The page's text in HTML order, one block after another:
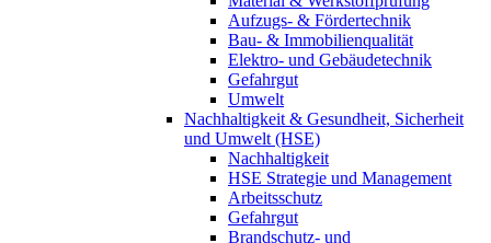
Aufzugs- & Fördertechnik
Bau- & Immobilienqualität
Elektro- und Gebäudetechnik
Gefahrgut
Umwelt
Nachhaltigkeit & Gesundheit, Sicherheit
und Umwelt (HSE)
Nachhaltigkeit
HSE Strategie und Management
Arbeitsschutz
Gefahrgut
Brandschutz- und